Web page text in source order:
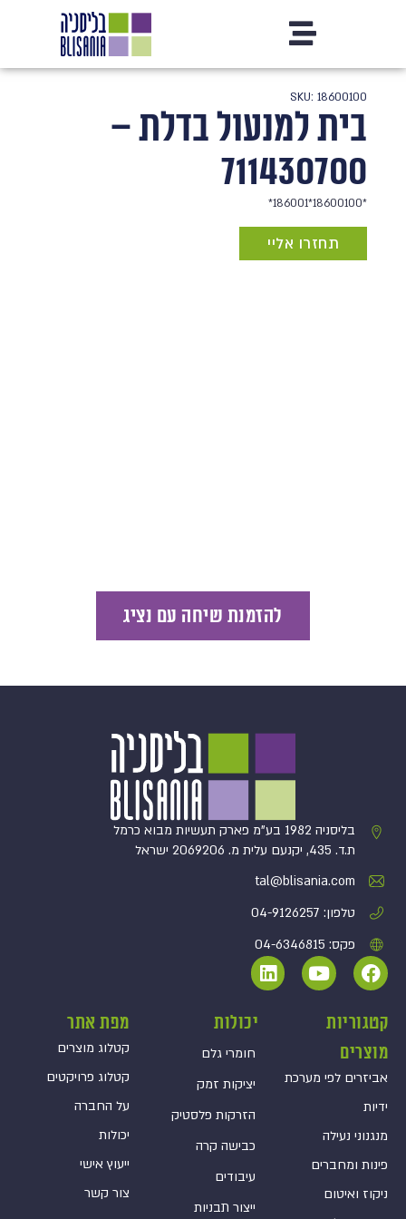
SKU: 18600100
בית למנעול בדלת –
711430700
*18600100*186001*
תחזרו אליי
להזמנת שיחה עם נציג
בליסניה 1982 בע”מ פארק תעשיות מבוא כרמל
ת.ד. 435, יקנעם עלית מ. 2069206 ישראל
tal@blisania.com‏
טלפון: 04-9126257
פקס: 04-6346815
קטגוריות
מוצרים
אביזרים לפי מערכת
ידיות
מנגנוני נעילה
פינות ומחברים
ניקוז ואיטום
יכולות
חומרי גלם
יציקות זמק
הזרקות פלסטיק
כבישה קרה
עיבודים
ייצור תבניות
מפת אתר
קטלוג מוצרים
קטלוג פרויקטים
על החברה
יכולות
ייעוץ אישי
צור קשר